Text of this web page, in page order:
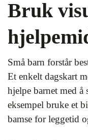
Bruk
Små barn forstår
Et enkelt dagskart
hjelpe barnet med
eksempel bruke et
bamse for leggetid